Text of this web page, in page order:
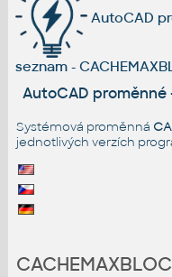
AutoCAD
seznam -
AutoCAD proměnné
Systémová proměnná
jednotlivých verzích